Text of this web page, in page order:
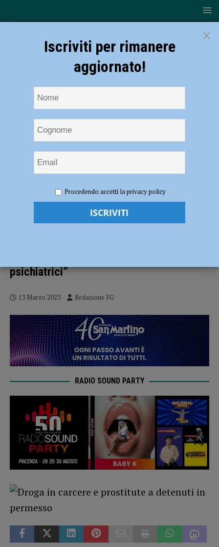
togliersi la vita in carcere, salvato da un agente. Il sindacato:
“Complessa gestione dei detenuti psichiatrici”
Tenta di togliersi la vita in carcere,
psichiatrici”
13 Marzo 2023 Redazione FG
RADIO SOUND PARTY
×
Iscriviti per rimanere
aggiornato!
Procedendo accetti la privacy policy